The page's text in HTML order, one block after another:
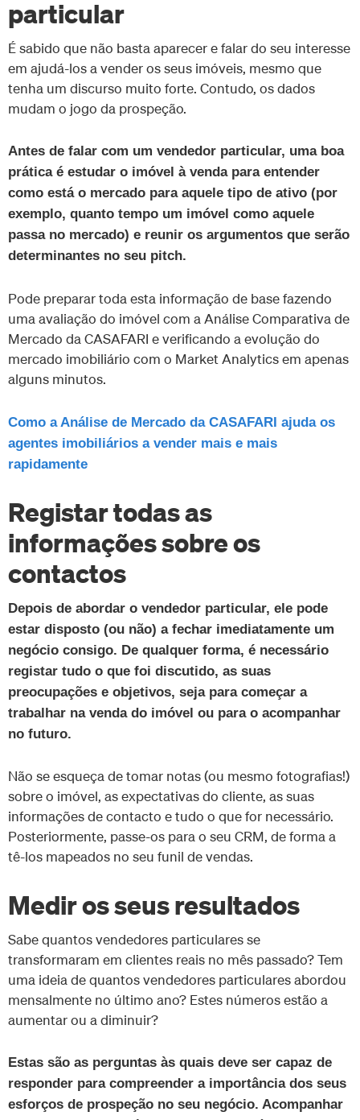
particular
É sabido que não basta aparecer e falar do seu interesse
em ajudá-los a vender os seus imóveis, mesmo que
tenha um discurso muito forte. Contudo, os dados
mudam o jogo da prospeção.
Antes de falar com um vendedor particular, uma boa
prática é estudar o imóvel à venda para entender
como está o mercado para aquele tipo de ativo (por
exemplo, quanto tempo um imóvel como aquele
passa no mercado) e reunir os argumentos que serão
determinantes no seu pitch.
Pode preparar toda esta informação de base fazendo
uma avaliação do imóvel com a Análise Comparativa de
Mercado da CASAFARI e verificando a evolução do
mercado imobiliário com o Market Analytics em apenas
alguns minutos.
Como a Análise de Mercado da CASAFARI ajuda os
agentes imobiliários a vender mais e mais
rapidamente
Registar todas as
informações sobre os
contactos
Depois de abordar o vendedor particular, ele pode
estar disposto (ou não) a fechar imediatamente um
negócio consigo. De qualquer forma, é necessário
registar tudo o que foi discutido, as suas
preocupações e objetivos, seja para começar a
trabalhar na venda do imóvel ou para o acompanhar
no futuro.
Não se esqueça de tomar notas (ou mesmo fotografias!)
sobre o imóvel, as expectativas do cliente, as suas
informações de contacto e tudo o que for necessário.
Posteriormente, passe-os para o seu CRM, de forma a
tê-los mapeados no seu funil de vendas.
Medir os seus resultados
Sabe quantos vendedores particulares se
transformaram em clientes reais no mês passado? Tem
uma ideia de quantos vendedores particulares abordou
mensalmente no último ano? Estes números estão a
aumentar ou a diminuir?
Estas são as perguntas às quais deve ser capaz de
responder para compreender a importância dos seus
esforços de prospeção no seu negócio. Acompanhar